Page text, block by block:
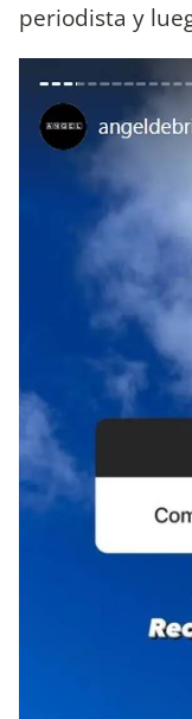
periodista y